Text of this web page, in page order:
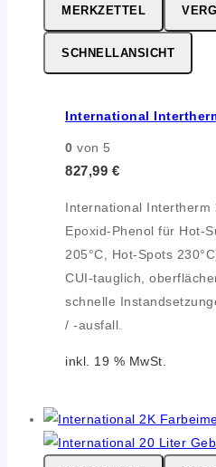
MERKZETTEL
SCHNELLANSICHT
International
0 von 5
827,99 €
International Intertherm
Epoxid-Phenol für Hot-
205°C, Hot-Spots
CUI-tauglich,
schnelle
/ -ausfall.
inkl. 19 % MwSt.